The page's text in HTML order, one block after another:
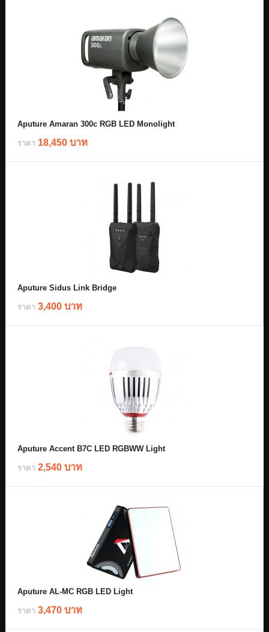
Aputure Amaran 300c RGB LED Monolight
ราคา 18,450 บาท
Aputure Sidus Link Bridge
ราคา 3,400 บาท
Aputure Accent B7C LED RGBWW Light
ราคา 2,540 บาท
Aputure AL-MC RGB LED Light
ราคา 3,470 บาท